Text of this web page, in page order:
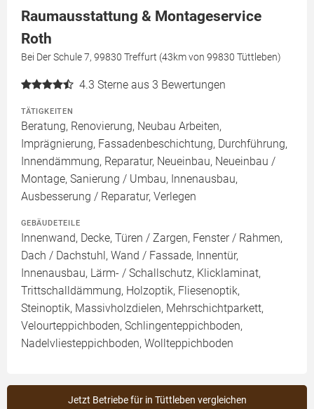
Raumausstattung & Montageservice
Roth
Bei Der Schule 7, 99830 Treffurt (43km von 99830 Tüttleben)
4.3 Sterne aus 3 Bewertungen
TÄTIGKEITEN
Beratung, Renovierung, Neubau Arbeiten,
Imprägnierung, Fassadenbeschichtung, Durchführung,
Innendämmung, Reparatur, Neueinbau, Neueinbau /
Montage, Sanierung / Umbau, Innenausbau,
Ausbesserung / Reparatur, Verlegen
GEBÄUDETEILE
Innenwand, Decke, Türen / Zargen, Fenster / Rahmen,
Dach / Dachstuhl, Wand / Fassade, Innentür,
Innenausbau, Lärm- / Schallschutz, Klicklaminat,
Trittschalldämmung, Holzoptik, Fliesenoptik,
Steinoptik, Massivholzdielen, Mehrschichtparkett,
Velourteppichboden, Schlingenteppichboden,
Nadelvliesteppichboden, Wollteppichboden
Jetzt Betriebe für in Tüttleben vergleichen